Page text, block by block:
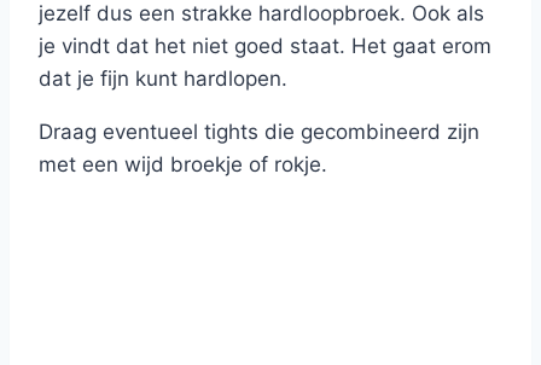
jezelf dus een strakke hardloopbroek. Ook als
je vindt dat het niet goed staat. Het gaat erom
dat je fijn kunt hardlopen.
Draag eventueel tights die gecombineerd zijn
met een wijd broekje of rokje.